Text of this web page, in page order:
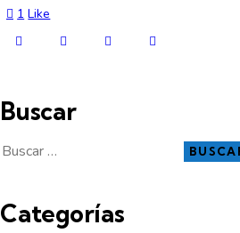
1 Like
Buscar
Categorías